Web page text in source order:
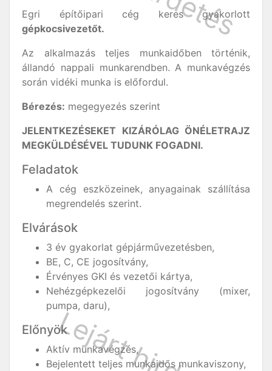
Egri építőipari cég keres gyakorlott
gépkocsivezetőt.
Az alkalmazás teljes munkaidőben történik,
állandó nappali munkarendben. A munkavégzés
során vidéki munka is előfordul.
Bérezés: megegyezés szerint
JELENTKEZÉSEKET KIZÁRÓLAG ÖNÉLETRAJZ
MEGKÜLDÉSÉVEL TUDUNK FOGADNI.
Feladatok
A cég eszközeinek, anyagainak szállítása
megrendelés szerint.
Elvárások
3 év gyakorlat gépjárművezetésben,
BE, C, CE jogosítvány,
Érvényes GKI és vezetői kártya,
Nehézgépkezelői jogosítvány (mixer,
pumpa, daru),
Előnyök
Aktív munkavégzés,
Bejelentett teljes munkaidős munkaviszony,